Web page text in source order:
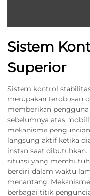
Sistem
Superior
Sistem kontrol
merupakan terobosan
memberikan
sebelumnya atas
mekanisme
langsung aktif ketika
instan saat
situasi yang
berdiri dalam waktu
menantang.
berbagai titik